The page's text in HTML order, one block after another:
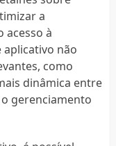
a
acesso à
aplicativo não
como
dinâmica entre
gerenciamento